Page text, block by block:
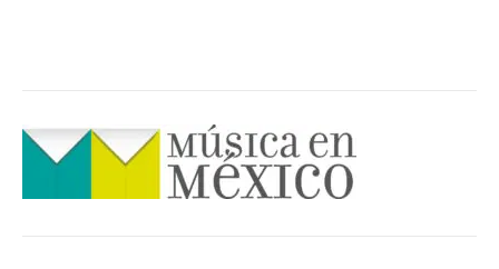
Correo electrónico*